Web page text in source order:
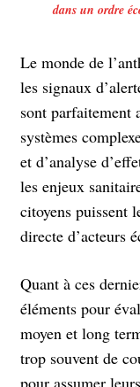
dans un ordre
Le monde de
les signaux
sont parfaitement
systèmes
et d’analyse
les enjeux
citoyens puissent
directe d’acteurs
Quant à ces
éléments pour
moyen et long
trop souvent de